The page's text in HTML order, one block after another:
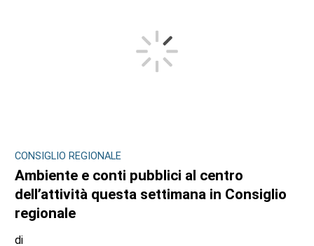
CONSIGLIO REGIONALE
Ambiente e conti pubblici al centro
dell’attività questa settimana in Consiglio
regionale
di